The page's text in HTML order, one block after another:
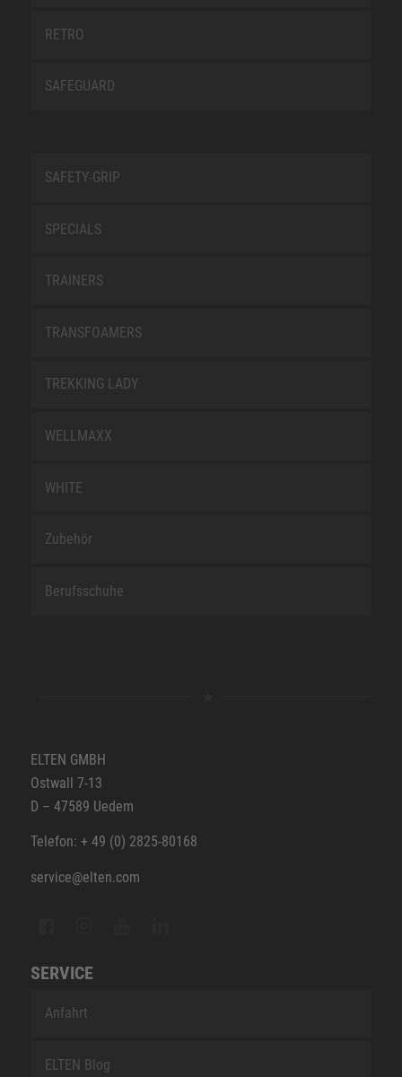
RETRO
SAFEGUARD
SAFETY-GRIP
SPECIALS
TRAINERS
TRANSFOAMERS
TREKKING LADY
WELLMAXX
WHITE
Zubehör
Berufsschuhe
ELTEN GMBH
Ostwall 7-13
D – 47589 Uedem
Telefon: + 49 (0) 2825-80168
service@elten.com
SERVICE
Anfahrt
ELTEN Blog